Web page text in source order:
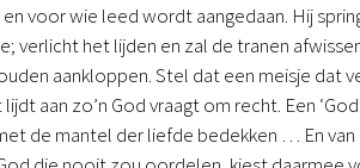
voor wie leed wordt aangedaan. Hij
het lijden en zal de tranen
aankloppen. Stel dat een meisje dat
aan zo’n God vraagt om recht. Een
de mantel der liefde bedekken … En